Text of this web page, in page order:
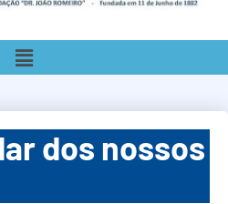
dos nossos